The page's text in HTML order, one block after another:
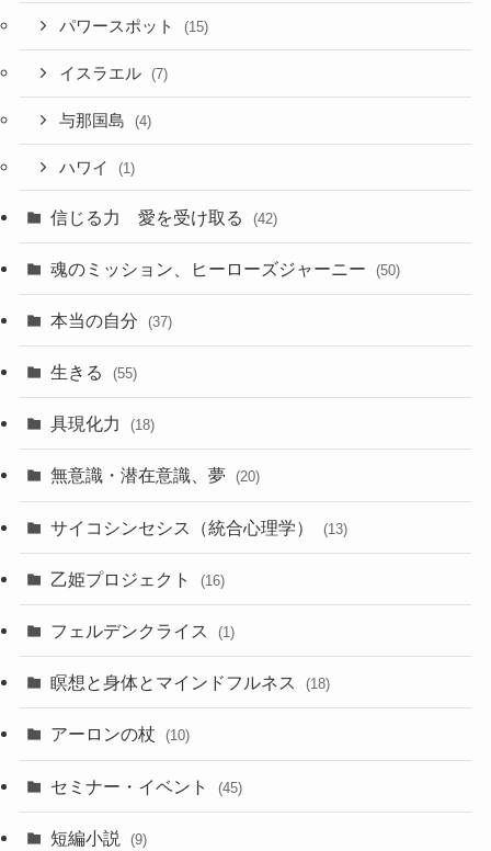
パワースポット (15)
イスラエル (7)
与那国島 (4)
ハワイ (1)
信じる力 愛を受け取る (42)
魂のミッション、ヒーローズジャーニー (50)
本当の自分 (37)
生きる (55)
具現化力 (18)
無意識・潜在意識、夢 (20)
サイコシンセシス（統合心理学） (13)
乙姫プロジェクト (16)
フェルデンクライス (1)
瞑想と身体とマインドフルネス (18)
アーロンの杖 (10)
セミナー・イベント (45)
短編小説 (9)